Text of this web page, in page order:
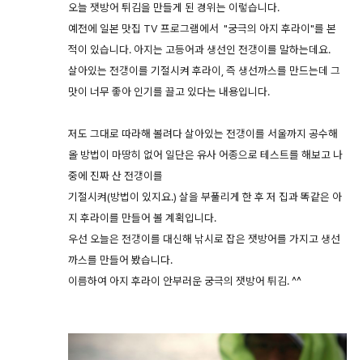
오늘 잿방어 튀김을 만들게 된 경위는 이렇습니다.
예전에 일본 맛집 TV 프로그램에서 "궁극의 아지 후라이"를 본
적이 있습니다. 아지는 고등어과 생선인 전갱이를 말하는데요.
살아있는 전갱이를 기절시켜 후라이, 즉 생선까스를 만드는데 그
맛이 너무 좋아 인기를 끌고 있다는 내용입니다.
저도 그대로 따라해 볼려다 살아있는 전갱이를 서울까지 공수해
올 방법이 마땅히 없어 일단은 유사 어종으로 테스트를 해보고 나
중에 진짜 산 전갱이를
기절시켜(방법이 있지요.) 살을 부풀리게 한 후 저 집과 똑같은 아
지 후라이를 만들어 볼 계획입니다.
우선 오늘은 전갱이를 대신해 낚시로 잡은 잿방어를 가지고 생선
까스를 만들어 봤습니다.
이름하여 아지 후라이 안부러운 궁극의 잿방어 튀김. ^^